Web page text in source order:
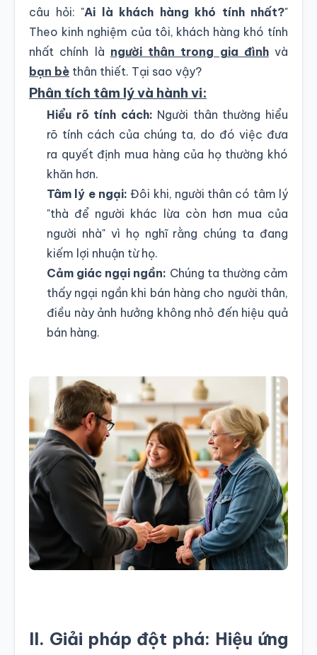
câu hỏi: "Ai là khách hàng khó tính nhất?"
Theo kinh nghiệm của tôi, khách hàng khó tính
nhất chính là người thân trong gia đìnhvà
bạn bè thân thiết. Tại sao vậy?
Phân tích tâm lý và hành vi:
Hiểu rõ tính cách: Người thân thường hiểu
rõ tính cách của chúng ta, do đó việc đưa
ra quyết định mua hàng của họ thường khó
khăn hơn.
Tâm lý e ngại: Đôi khi, người thân có tâm lý
"thà để người khác lừa còn hơn mua của
người nhà" vì họ nghĩ rằng chúng ta đang
kiếm lợi nhuận từ họ.
Cảm giác ngại ngần: Chúng ta thường cảm
thấy ngại ngần khi bán hàng cho người thân,
điều này ảnh hưởng không nhỏ đến hiệu quả
bán hàng.
II. Giải pháp đột phá: Hiệu ứng